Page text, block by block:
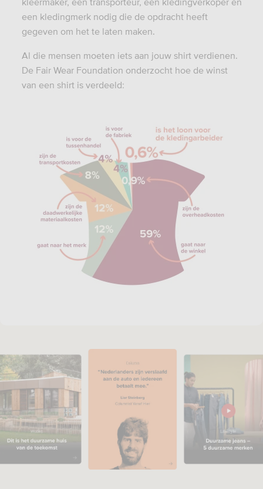
een kledingmerk nodig die de opdracht heeft
gegeven om het te laten maken.
Al die mensen moeten iets aan jouw shirt verdienen.
De Fair Wear Foundation onderzocht hoe de winst
van een shirt is verdeeld: